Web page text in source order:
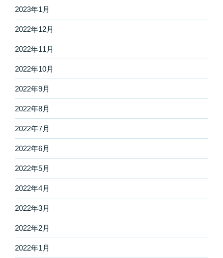
2023年1月
2022年12月
2022年11月
2022年10月
2022年9月
2022年8月
2022年7月
2022年6月
2022年5月
2022年4月
2022年3月
2022年2月
2022年1月